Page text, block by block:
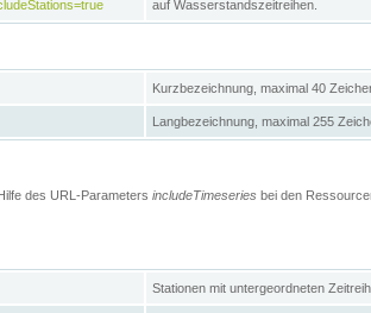
auf Wasserstandszeitreihen.
Kurzbezeichnung, maximal 40
Langbezeichnung, maximal 255
des URL-Parameters includeTimeseries bei den
Stationen mit untergeordneten